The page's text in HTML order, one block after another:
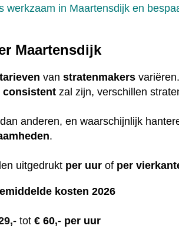
werkzaam in Maartensdijk en
Maartensdijk
tarieven vanstratenmakers
consistent zal zijn, verschillen
dan anderen, en waarschijnlijk
.
uitgedrukt per uur of per
kosten 2026
tot € 60,- per uur